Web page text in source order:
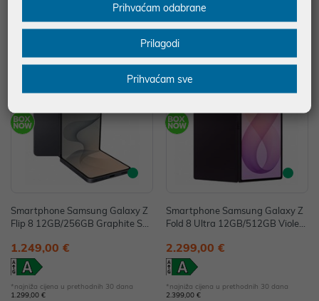
Energetski razred: A Energetski razred: B
-3%
Smartphone Samsung Galaxy Z
Flip 8 12GB/256GB Graphite SM
1.249,00 €
*najniža cijena u prethodnih 30 dana
1.299,00 €
-4%
Smartphone Samsung Galaxy Z
Fold 8 Ultra 12GB/512GB Violet
2.299,00 €
*najniža cijena u prethodnih 30 dana
2.399,00 €
Prihvaćam odabrane
Prilagodi
Prihvaćam sve